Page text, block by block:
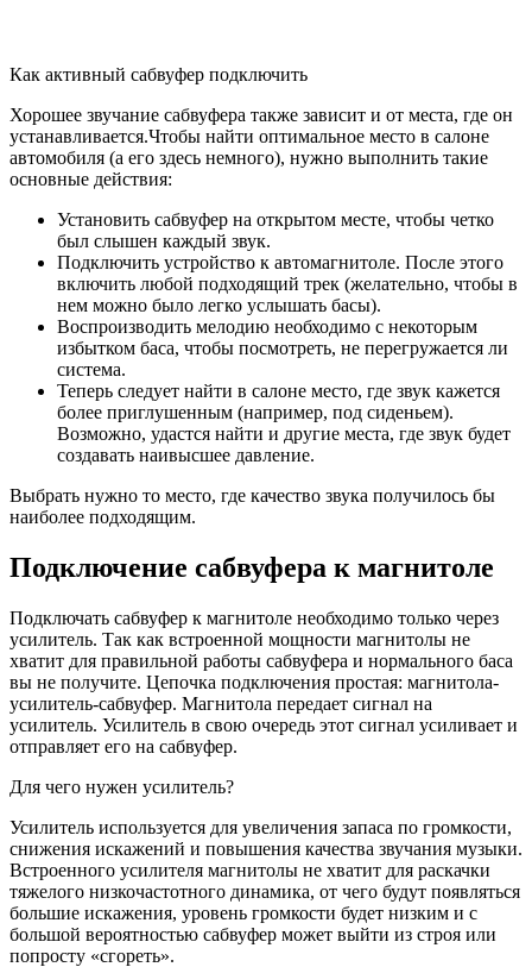
Как активный сабвуфер подключить
Хорошее звучание сабвуфера также зависит и от места, где он
устанавливается.Чтобы найти оптимальное место в салоне
автомобиля (а его здесь немного), нужно выполнить такие
основные действия:
Установить сабвуфер на открытом месте, чтобы четко
был слышен каждый звук.
Подключить устройство к автомагнитоле. После этого
включить любой подходящий трек (желательно, чтобы в
нем можно было легко услышать басы).
Воспроизводить мелодию необходимо с некоторым
избытком баса, чтобы посмотреть, не перегружается ли
система.
Теперь следует найти в салоне место, где звук кажется
более приглушенным (например, под сиденьем).
Возможно, удастся найти и другие места, где звук будет
создавать наивысшее давление.
Выбрать нужно то место, где качество звука получилось бы
наиболее подходящим.
Подключение сабвуфера к магнитоле
Подключать сабвуфер к магнитоле необходимо только через
усилитель. Так как встроенной мощности магнитолы не
хватит для правильной работы сабвуфера и нормального баса
вы не получите. Цепочка подключения простая: магнитола-
усилитель-сабвуфер. Магнитола передает сигнал на
усилитель. Усилитель в свою очередь этот сигнал усиливает и
отправляет его на сабвуфер.
Для чего нужен усилитель?
Усилитель используется для увеличения запаса по громкости,
снижения искажений и повышения качества звучания музыки.
Встроенного усилителя магнитолы не хватит для раскачки
тяжелого низкочастотного динамика, от чего будут появляться
большие искажения, уровень громкости будет низким и с
большой вероятностью сабвуфер может выйти из строя или
попросту «сгореть».